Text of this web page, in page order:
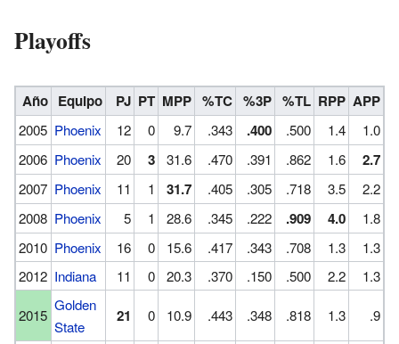
Playoffs
Año Equipo PJ PT MPP %TC %3P %TL RPP APP
2005 Phoenix 12 0 9.7 .343 .400 .500 1.4
1.0
2006 Phoenix 20 3 31.6 .470 .391 .862 1.6 2.7
2007 Phoenix 11 1 31.7 .405 .305 .718 3.5
2.2
2008 Phoenix 5 1 28.6 .345 .222 .909 4.0
1.8
2010 Phoenix 16 0 15.6 .417 .343 .708 1.3
1.3
2012 Indiana 11 0 20.3 .370 .150 .500 2.2 1.3
2015
Golden
State
21 0 10.9 .443 .348 .818 1.3 .9